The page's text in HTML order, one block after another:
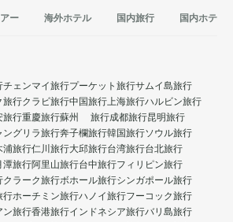
ー 海外ホテル 国内旅行 国内ホテル
チェンマイ旅行プーケット旅行サムイ島旅行
旅行クラビ旅行中国旅行上海旅行ハルビン旅行
旅行重慶旅行蘇州 旅行成都旅行昆明旅行
ングリラ旅行奔子欄旅行韓国旅行ソウル旅行
浦旅行仁川旅行大邱旅行台湾旅行台北旅行
潭旅行阿里山旅行台中旅行フィリピン旅行
クラーク旅行ボホール旅行シンガポール旅行
行ホーチミン旅行ハノイ旅行フーコック旅行
ン旅行香港旅行インドネシア旅行バリ島旅行